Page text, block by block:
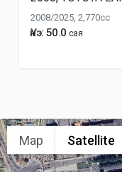
2008/2025, 2,770cc
Үнэ: 50.0 сая
Map Satellite